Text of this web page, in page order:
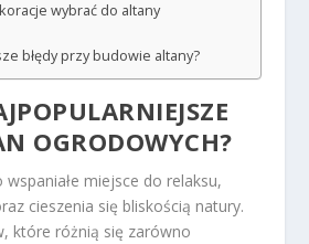
wybrać do altany
błędy przy budowie altany?
OGRODOWYCH?
miejsce do relaksu,
cieszenia się bliskością natury.
które różnią się zarówno